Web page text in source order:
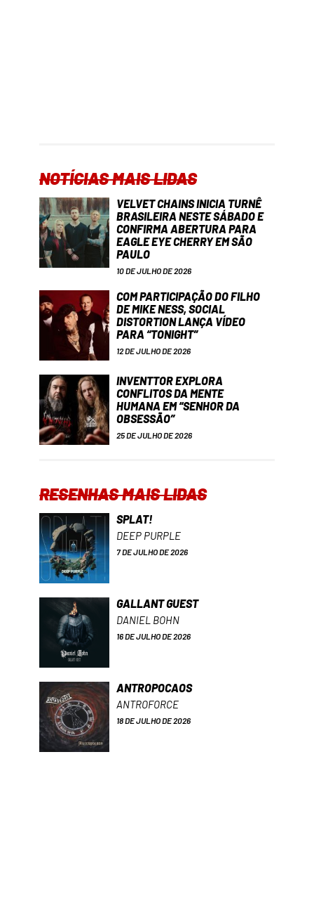
NOTÍCIAS MAIS LIDAS
VELVET CHAINS INICIA TURNÊ
BRASILEIRA NESTE SÁBADO E
CONFIRMA ABERTURA PARA
EAGLE EYE CHERRY EM SÃO
PAULO
10 DE JULHO DE 2026
COM PARTICIPAÇÃO DO FILHO
DE MIKE NESS, SOCIAL
DISTORTION LANÇA VÍDEO
PARA “TONIGHT”
12 DE JULHO DE 2026
INVENTTOR EXPLORA
CONFLITOS DA MENTE
HUMANA EM “SENHOR DA
OBSESSÃO”
25 DE JULHO DE 2026
RESENHAS MAIS LIDAS
SPLAT!
DEEP PURPLE
7 DE JULHO DE 2026
GALLANT GUEST
DANIEL BOHN
16 DE JULHO DE 2026
ANTROPOCAOS
ANTROFORCE
18 DE JULHO DE 2026